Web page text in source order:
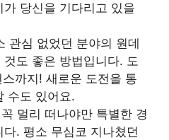
당신을 기다리고 있을
관심 없었던 분야의 원데
도 좋은 방법입니다. 도
까지! 새로운 도전을 통
수도 있어요.
멀리 떠나야만 특별한 경
. 평소 무심코 지나쳤던